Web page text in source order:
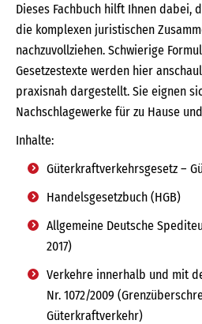
Dieses Fachbuch hilft Ihnen dabei,
die komplexen juristischen
nachzuvollziehen. Schwierige
Gesetzestexte werden hier
praxisnah dargestellt. Sie eignen
Nachschlagewerke für zu Hause
Inhalte:
Güterkraftverkehrsgesetz –
Handelsgesetzbuch (HGB)
Allgemeine Deutsche
2017)
Verkehre innerhalb und mit
Nr. 1072/2009
Güterkraftverkehr)